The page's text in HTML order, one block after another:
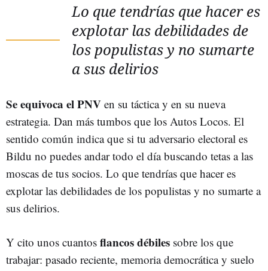
Lo que tendrías que hacer es
explotar las debilidades de
los populistas y no sumarte
a sus delirios
Se equivoca el PNV en su táctica y en su nueva
estrategia. Dan más tumbos que los Autos Locos. El
sentido común indica que si tu adversario electoral es
Bildu no puedes andar todo el día buscando tetas a las
moscas de tus socios. Lo que tendrías que hacer es
explotar las debilidades de los populistas y no sumarte a
sus delirios.
Y cito unos cuantos flancos débiles sobre los que
trabajar: pasado reciente, memoria democrática y suelo